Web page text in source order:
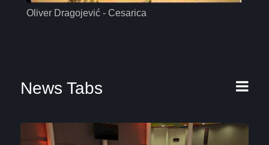
Oliver Dragojević - Cesarica
News Tabs